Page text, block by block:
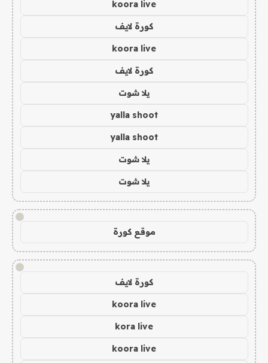
koora live
كورة لايف
koora live
كورة لايف
يلا شوت
yalla shoot
yalla shoot
يلا شوت
يلا شوت
!
موقع كورة
!
كورة لايف
koora live
kora live
koora live